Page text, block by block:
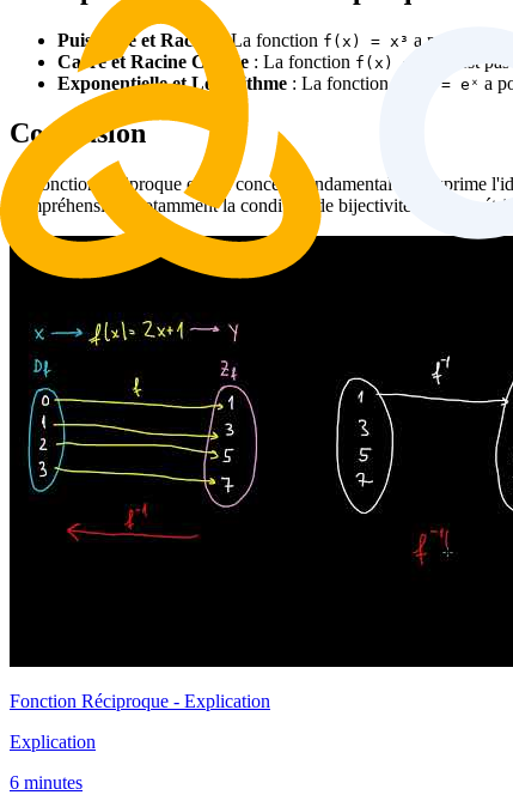
Puissance et Racine : La fonction f(x) = x³ a pour
Carré et Racine Carrée : La fonction f(x) = x² n'est
Exponentielle et Logarithme : La fonction f(x) = eˣ a
Conclusion
La fonction réciproque est un concept fondamental qui exprime
compréhension, notamment la condition de bijectivité et la
Fonction Réciproque - Explication
Explication
6 minutes